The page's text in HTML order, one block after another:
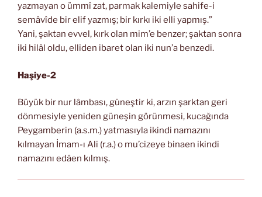
yazmayan o ümmî zat, parmak kalemiyle sahife-i
semâvîde bir elif yazmış; bir kırkı iki elli yapmış.”
Yani, şaktan evvel, kırk olan mim’e benzer; şaktan sonra
iki hilâl oldu, elliden ibaret olan iki nun’a benzedi.
Haşiye-2
Büyük bir nur lâmbası, güneştir ki, arzın şarktan geri
dönmesiyle yeniden güneşin görünmesi, kucağında
Peygamberin (a.s.m.) yatmasıyla ikindi namazını
kılmayan İmam-ı Ali (r.a.) o mu’cizeye binaen ikindi
namazını edâen kılmış.